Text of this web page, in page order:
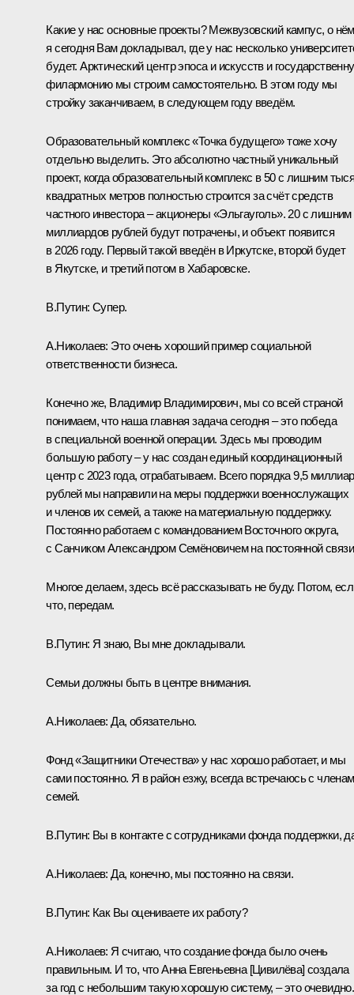
Какие у нас основные проекты? Межвузовский кампус, о нём
я сегодня Вам докладывал, где у нас несколько
будет. Арктический центр эпоса и искусств и
филармонию мы строим самостоятельно. В этом году мы
стройку заканчиваем, в следующем году введём.
Образовательный комплекс «Точка будущего» тоже хочу
отдельно выделить. Это абсолютно частный уникальный
проект, когда образовательный комплекс в 50 с лишним
квадратных метров полностью строится за счёт средств
частного инвестора – акционеры «Эльгауголь». 20 с лишним
миллиардов рублей будут потрачены, и объект появится
в 2026 году. Первый такой введён в Иркутске, второй будет
в Якутске, и третий потом в Хабаровске.
В.Путин: Супер.
А.Николаев: Это очень хороший пример социальной
ответственности бизнеса.
Конечно же, Владимир Владимирович, мы со всей страной
понимаем, что наша главная задача сегодня – это победа
в специальной военной операции. Здесь мы проводим
большую работу – у нас создан единый координационный
центр с 2023 года, отрабатываем. Всего порядка 9,5
рублей мы направили на меры поддержки военнослужащих
и членов их семей, а также на материальную поддержку.
Постоянно работаем с командованием Восточного округа,
с Санчиком Александром Семёновичем на постоянной
Многое делаем, здесь всё рассказывать не буду. Потом,
что, передам.
В.Путин: Я знаю, Вы мне докладывали.
Семьи должны быть в центре внимания.
А.Николаев: Да, обязательно.
Фонд «Защитники Отечества» у нас хорошо работает, и мы
сами постоянно. Я в район езжу, всегда встречаюсь с
семей.
В.Путин: Вы в контакте с сотрудниками фонда поддержки,
А.Николаев: Да, конечно, мы постоянно на связи.
В.Путин: Как Вы оцениваете их работу?
А.Николаев: Я считаю, что создание фонда было очень
правильным. И то, что Анна Евгеньевна [Цивилёва] создала
за год с небольшим такую хорошую систему, – это очевидно.